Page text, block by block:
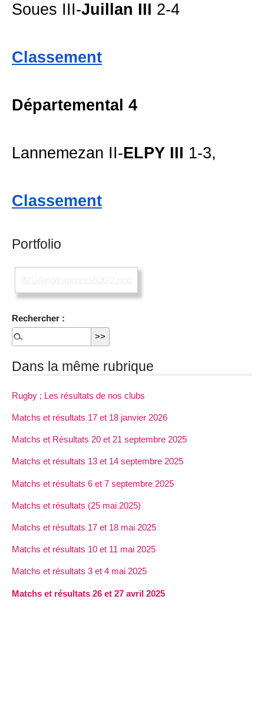
Soues III-Juillan III 2-4
Classement
Départemental 4
Lannemezan II-ELPY III 1-3,
Classement
Portfolio
Rechercher :
Dans la même rubrique
Rugby ; Les résultats de nos clubs
Matchs et résultats 17 et 18 janvier 2026
Matchs et Résultats 20 et 21 septembre 2025
Matchs et résultats 13 et 14 septembre 2025
Matchs et résultats 6 et 7 septembre 2025
Matchs et résultats (25 mai 2025)
Matchs et résultats 17 et 18 mai 2025
Matchs et résultats 10 et 11 mai 2025
Matchs et résultats 3 et 4 mai 2025
Matchs et résultats 26 et 27 avril 2025